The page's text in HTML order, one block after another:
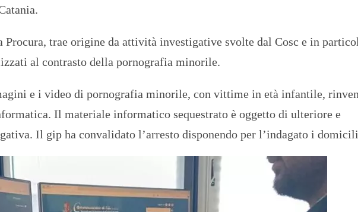
Procura, trae origine da attività investigative svolte dal Cosc e in
al contrasto della pornografia minorile.
e i video di pornografia minorile, con vittime in età infantile,
Il materiale informatico sequestrato è oggetto di ulteriore e
Il gip ha convalidato l’arresto disponendo per l’indagato i